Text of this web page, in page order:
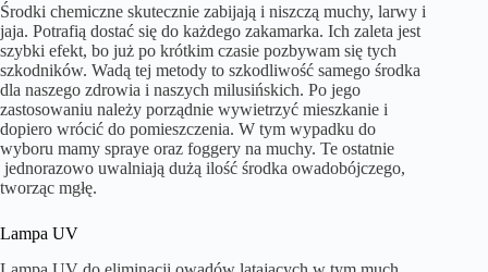
Środki chemiczne skutecznie zabijają i niszczą muchy, larwy i
jaja. Potrafią dostać się do każdego zakamarka. Ich zaleta jest
szybki efekt, bo już po krótkim czasie pozbywam się tych
szkodników. Wadą tej metody to szkodliwość samego środka
dla naszego zdrowia i naszych milusińskich. Po jego
zastosowaniu należy porządnie wywietrzyć mieszkanie i
dopiero wrócić do pomieszczenia. W tym wypadku do
wyboru mamy spraye oraz foggery na muchy. Te ostatnie
jednorazowo uwalniają dużą ilość środka owadobójczego,
tworząc mgłę.
Lampa UV